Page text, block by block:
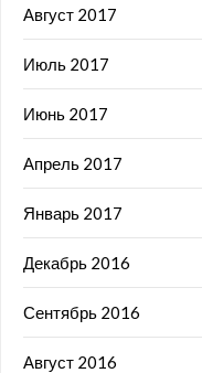
Август 2017
Июль 2017
Июнь 2017
Апрель 2017
Январь 2017
Декабрь 2016
Сентябрь 2016
Август 2016